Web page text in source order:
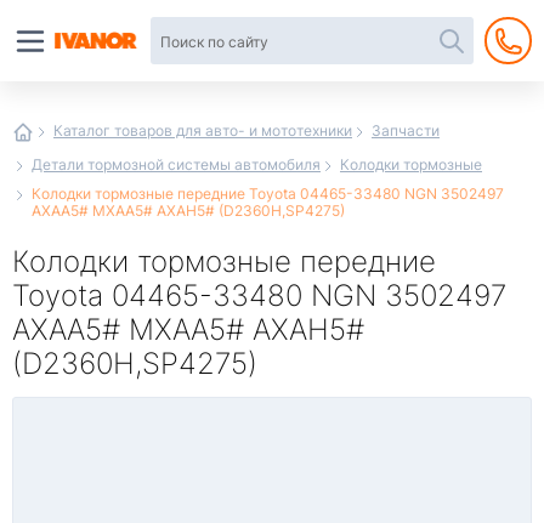
Каталог товаров для авто- и мототехники
Запчасти
Детали тормозной системы автомобиля
Колодки тормозные
Колодки тормозные передние Toyota 04465-33480 NGN 3502497
AXAA5# MXAA5# AXAH5# (D2360H,SP4275)
Колодки тормозные передние
Toyota 04465-33480 NGN 3502497
AXAA5# MXAA5# AXAH5#
(D2360H,SP4275)
интернет-